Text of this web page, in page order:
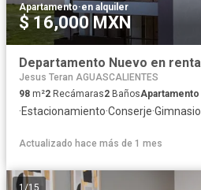
Apartamento·en alquiler
$ 16,000 MXN
Jesus Teran AGUASCALIENTES
98 m²2 Recámaras2 BañosApartamento
·Estacionamiento·Conserje·Gimnasio
Actualizado hace más de 1 mes